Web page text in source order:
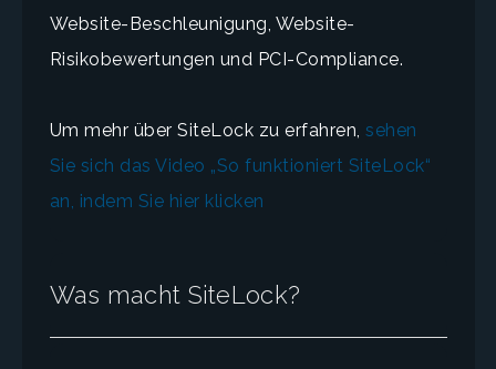
Website-Beschleunigung, Website-
Risikobewertungen und PCI-Compliance.
Um mehr über SiteLock zu erfahren, sehen
Sie sich das Video „So funktioniert SiteLock“
an, indem Sie hier klicken
Was macht SiteLock?